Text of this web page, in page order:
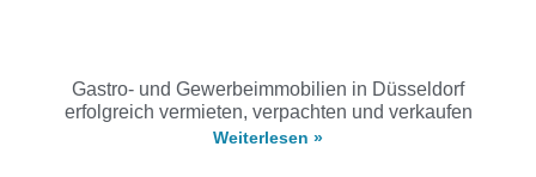
Gastro- und Gewerbeimmobilien in Düsseldorf
erfolgreich vermieten, verpachten und verkaufen
Weiterlesen »